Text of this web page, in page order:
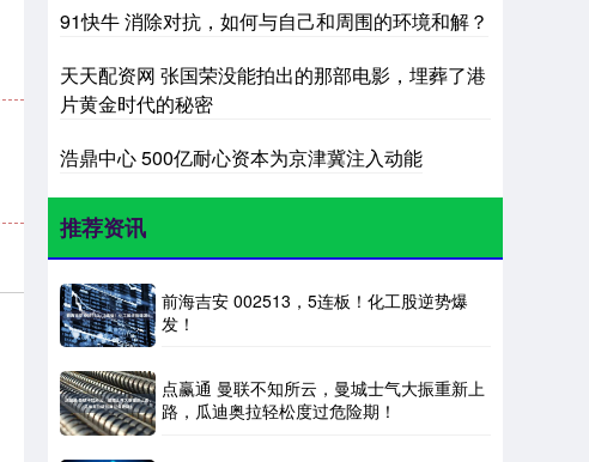
91快牛 消除对抗，如何与自己和周围的环境和解？
天天配资网 张国荣没能拍出的那部电影，埋葬了港
片黄金时代的秘密
浩鼎中心 500亿耐心资本为京津冀注入动能
推荐资讯
前海吉安 002513，5连板！化工股逆势爆
发！
点赢通 曼联不知所云，曼城士气大振重新上
路，瓜迪奥拉轻松度过危险期！